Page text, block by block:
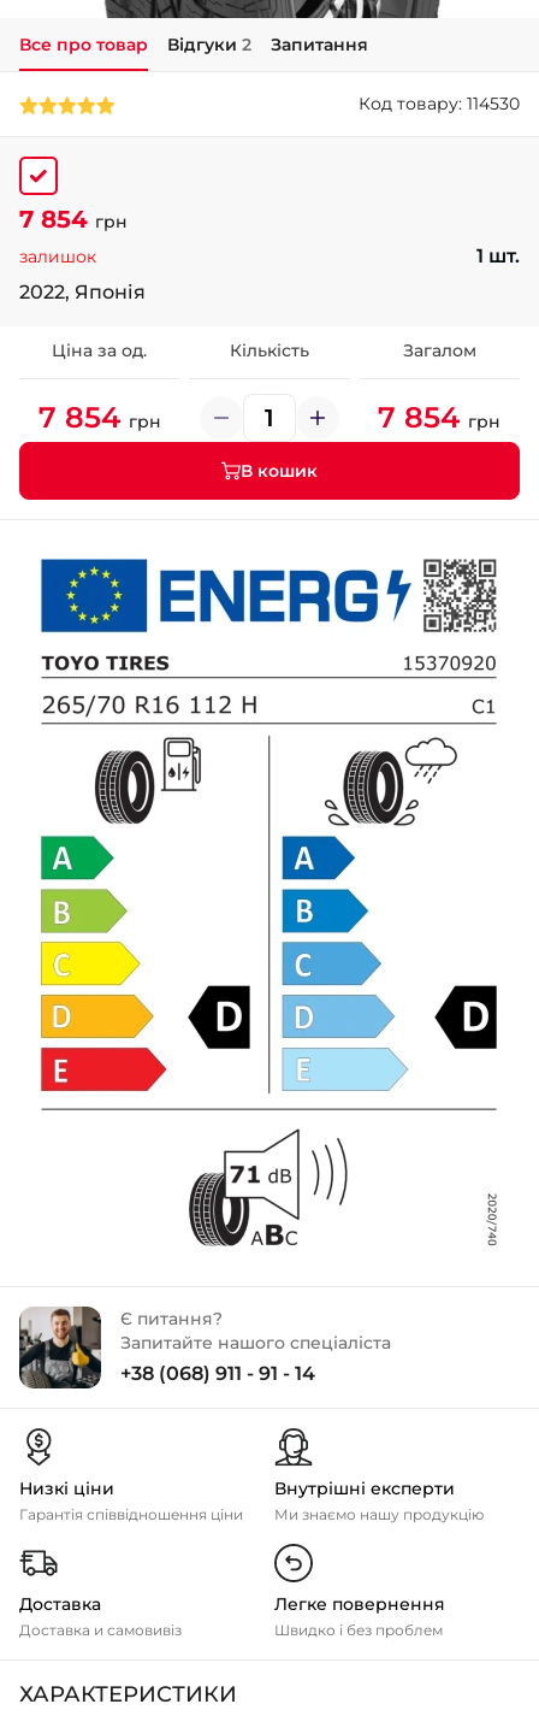
+38 (050)-911-911-2
+38 (099)-643-33-77
Все про товар Відгуки 2 Запитання
Код товару: 114530
7 854 грн
залишок
1 шт.
2022, Японія
Ціна за од. Кількість Загалом
7 854 грн 7 854 грн
В кошик
Є питання?
Запитайте нашого спеціаліста
+38 (068) 911 - 91 - 14
Низкі ціни
Гарантія співвідношення ціни
Внутрішні експерти
Ми знаємо нашу продукцію
Доставка
Доставка и самовивіз
Легке повернення
Швидко і без проблем
ХАРАКТЕРИСТИКИ